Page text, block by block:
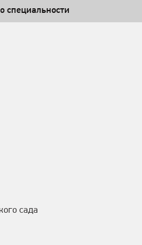
специальности
сада